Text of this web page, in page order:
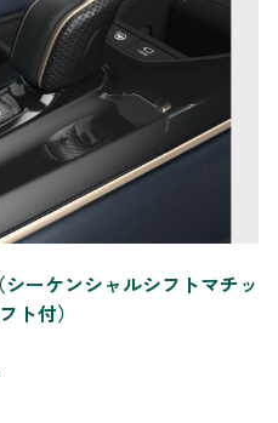
ーケンシャルシフトマチッ
ト付）